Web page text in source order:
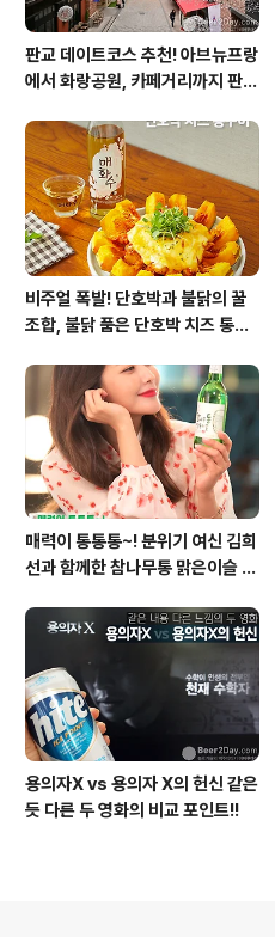
판교 데이트코스 추천! 아브뉴프랑
에서 화랑공원, 카페거리까지 판교
비주얼 폭발! 단호박과 불닭의 꿀
조합, 불닭 품은 단호박 치즈 통구
매력이 통통통~! 분위기 여신 김희
선과 함께한 참나무통 맑은이슬 T
용의자X vs 용의자 X의 헌신 같은
듯 다른 두 영화의 비교 포인트!!